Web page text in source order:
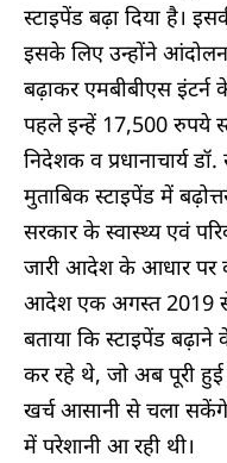
स्टाइपेंड बढ़ा दिया है।
इसके लिए उन्होंने
बढ़ाकर एमबीबीएस इंटर्न
पहले इन्हें 17,500 रुपये
निदेशक व प्रधानाचार्य
मुताबिक स्टाइपेंड में
सरकार के स्वास्थ्य एवं
जारी आदेश के आधार पर
आदेश एक अगस्त 2019 से
बताया कि स्टाइपेंड
कर रहे थे, जो अब पूरी
खर्च आसानी से चला
में परेशानी आ रही थी।